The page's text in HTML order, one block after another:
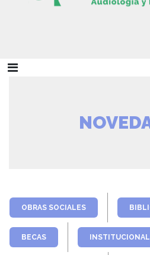
OBRAS SOCIALES
BECAS INSTITUCIONAL